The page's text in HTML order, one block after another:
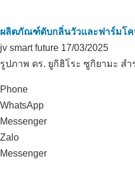
ผลิตภัณฑ์ดับกลิ่นวัวและฟาร์มโ
jv smart future 17/03/2025
รูปภาพ ดร. ยูกิฮิโระ ซูกิยามะ สำ
Phone
WhatsApp
Messenger
Zalo
Messenger